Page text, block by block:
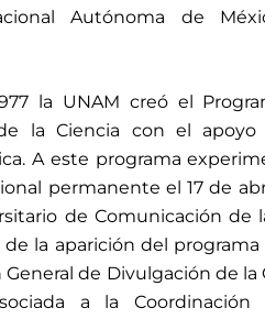
Autónoma de
la UNAM creó el
la Ciencia con el
A este programa
permanente el 17 de
de Comunicación de
de la aparición del
de Divulgación de la
a la